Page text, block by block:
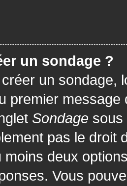
un sondage ?
un sondage,
premier
Sondage sous
pas le
moins deux
Vous